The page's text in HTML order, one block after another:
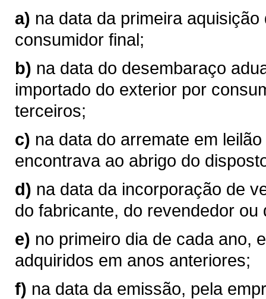
a) na data da primeira
consumidor final;
b) na data do desembaraço
importado do exterior por
terceiros;
c) na data do arremate em
encontrava ao abrigo do
d) na data da incorporação de
do fabricante, do revendedor ou
e) no primeiro dia de cada ano,
adquiridos em anos anteriores;
f) na data da emissão, pela